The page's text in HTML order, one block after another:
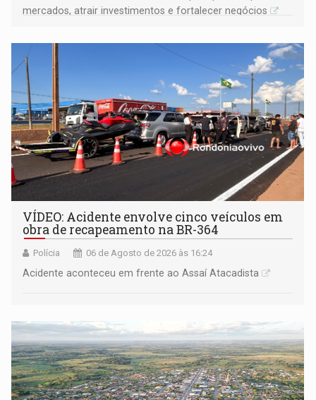
mercados, atrair investimentos e fortalecer negócios
VÍDEO: Acidente envolve cinco veículos em
obra de recapeamento na BR-364
Polícia 06 de Agosto de 2026 às 16:24
Acidente aconteceu em frente ao Assaí Atacadista